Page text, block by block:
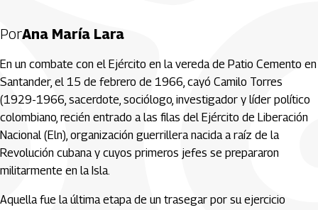
PorAna María Lara
En un combate con el Ejército en la vereda de Patio Cemento en
Santander, el 15 de febrero de 1966, cayó Camilo Torres
(1929-1966, sacerdote, sociólogo, investigador y líder político
colombiano, recién entrado a las filas del Ejército de Liberación
Nacional (Eln), organización guerrillera nacida a raíz de la
Revolución cubana y cuyos primeros jefes se prepararon
militarmente en la Isla.
Aquella fue la última etapa de un trasegar por su ejercicio